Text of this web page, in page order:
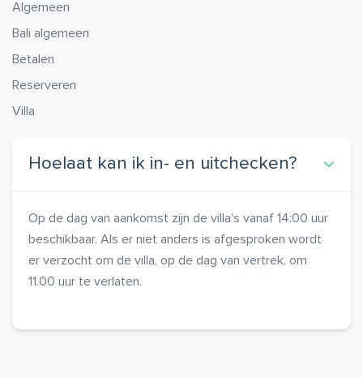
Algemeen
Bali algemeen
Betalen
Reserveren
Villa
Hoelaat kan ik in- en uitchecken?
Op de dag van aankomst zijn de villa’s vanaf 14:00 uur
beschikbaar. Als er niet anders is afgesproken wordt
er verzocht om de villa, op de dag van vertrek, om
11.00 uur te verlaten.